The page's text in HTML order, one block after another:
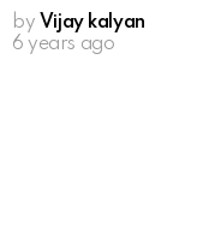
by Vijay kalyan
6 years ago